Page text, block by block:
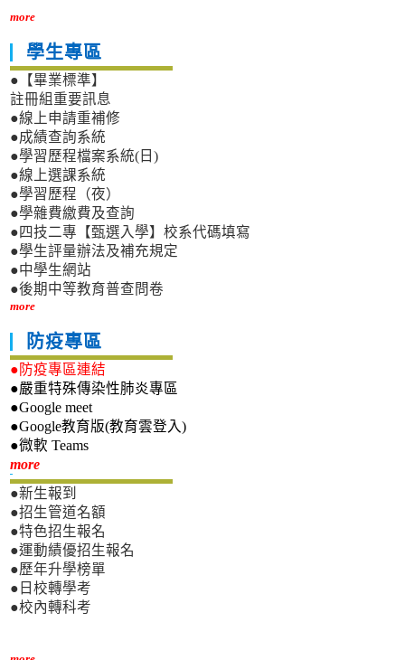
more
學生專區
●【畢業標準】
註冊組重要訊息
●線上申請重補修
●成績查詢系統
●學習歷程檔案系統(日)
●線上選課系統
●學習歷程（夜）
●學雜費繳費及查詢
●四技二專【甄選入學】校系代碼填寫
●學生評量辦法及補充規定
●中學生網站
●後期中等教育普查問卷
more
防疫專區
●防疫專區連結
●嚴重特殊傳染性肺炎專區
●Google meet
●Google教育版(教育雲登入)
●微軟 Teams
more新生專區
●新生報到
●招生管道名額
●特色招生報名
●運動績優招生報名
●歷年升學榜單
●日校轉學考
●校內轉科考